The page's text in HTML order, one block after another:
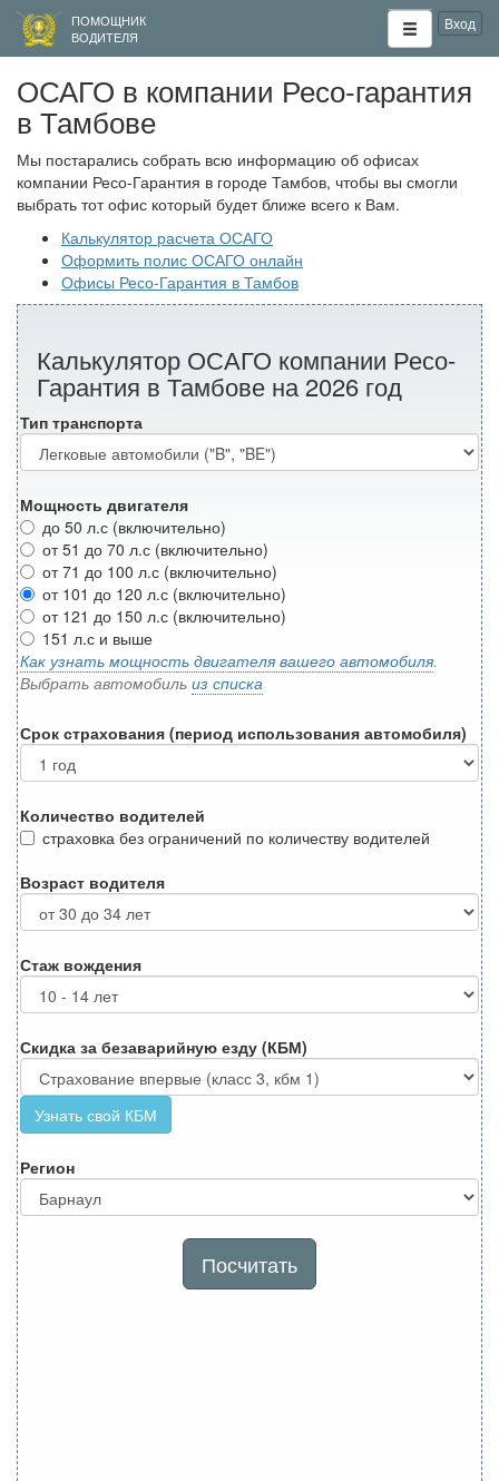
ПОМОЩНИК
ВОДИТЕЛЯ
Вход
ОСАГО в компании Ресо-гарантия
в Тамбове
Мы постарались собрать всю информацию об офисах
компании Ресо-Гарантия в городе Тамбов, чтобы вы смогли
выбрать тот офис который будет ближе всего к Вам.
Калькулятор расчета ОСАГО
Оформить полис ОСАГО онлайн
Офисы Ресо-Гарантия в Тамбов
Калькулятор ОСАГО компании Ресо-
Гарантия в Тамбове на 2026 год
Тип транспорта
Мощность двигателя
до 50 л.с (включительно)
от 51 до 70 л.с (включительно)
от 71 до 100 л.с (включительно)
от 101 до 120 л.с (включительно)
от 121 до 150 л.с (включительно)
151 л.с и выше
Как узнать мощность двигателя вашего автомобиля.
Выбрать автомобиль из списка
Срок страхования (период использования автомобиля)
Количество водителей
страховка без ограничений по количеству водителей
Возраст водителя
Стаж вождения
Скидка за безаварийную езду (КБМ)
Узнать свой КБМ
Регион
Посчитать